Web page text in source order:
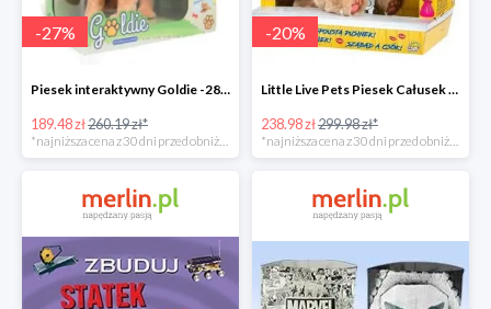
-27%
Piesek interaktywny Goldie -28%
189.48 zł260.19 zł*
-20%
Little Live Pets Piesek Całusek Rollie -21%
238.98 zł299.98 zł*